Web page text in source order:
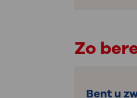
Zo
Bent u